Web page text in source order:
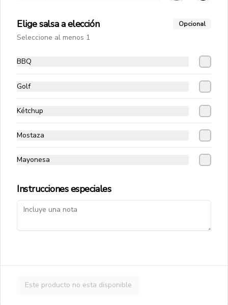
Papitas y Chorrillanas
Papas Fritas Tradicionales
Salchipapas
Papas fritas y salchichas.
Bacon Cheese
Papas fritas, salsa cheddar y tocino.
Elige salsa a elección Opcional
Seleccione al menos 1
BBQ
Golf
Kétchup
Mostaza
Mayonesa
Instrucciones especiales
Este producto no esta disponible